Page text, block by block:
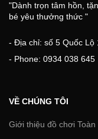
"Dành trọn tâm hồn,
bé yêu thưởng thức "
- Địa chỉ: số 5 Quốc Lộ
- Phone: 0934 038 645
VỀ CHÚNG TÔI
Giới thiệu đồ chơi Toàn